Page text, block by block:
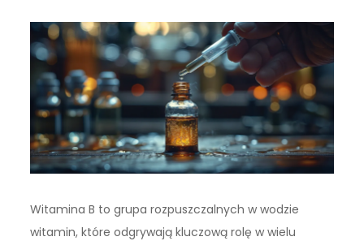
Witamina B to grupa rozpuszczalnych w wodzie
witamin, które odgrywają kluczową rolę w wielu